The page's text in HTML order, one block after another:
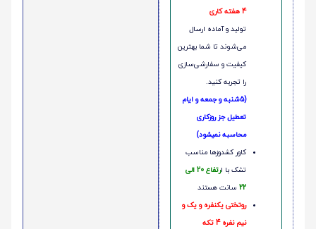
4 هفته کاری
تولید و آماده ارسال
می‌شوند تا شما بهترین
کیفیت و سفارشی‌سازی
را تجربه کنید.
(5شنبه و جمعه و ایام
تعطیل جز روزکاری
محاسبه نمیشود)
کاور کشدوزها مناسب
تشک با ا
رتفاع 20 الی
22 سانت هستند
روتختی یکنفره و یک و
نیم نفره 4 تکه